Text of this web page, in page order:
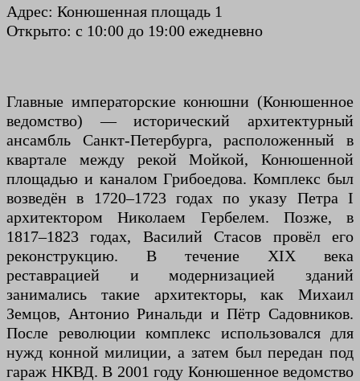
Адрес: Конюшенная площадь 1
Открыто: с 10:00 до 19:00 ежедневно
Главные императорские конюшни (Конюшенное
ведомство) — исторический архитектурный
ансамбль Санкт-Петербурга, расположенный в
квартале между рекой Мойкой, Конюшенной
площадью и каналом Грибоедова. Комплекс был
возведён в 1720–1723 годах по указу Петра I
архитектором Николаем Гербелем. Позже, в
1817–1823 годах, Василий Стасов провёл его
реконструкцию. В течение XIX века
реставрацией и модернизацией зданий
занимались такие архитекторы, как Михаил
Земцов, Антонио Ринальди и Пётр Садовников.
После революции комплекс использовался для
нужд конной милиции, а затем был передан под
гараж НКВД. В 2001 году Конюшенное ведомство